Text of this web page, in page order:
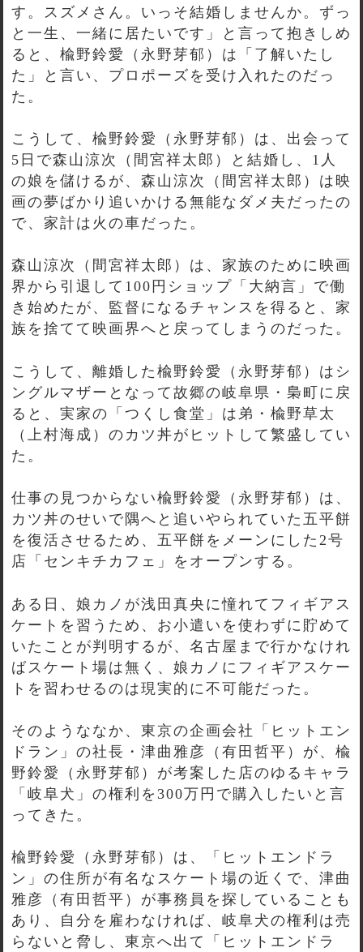
す。スズメさん。いっそ結婚しませんか。ずっ
と一生、一緒に居たいです」と言って抱きしめ
ると、楡野鈴愛（永野芽郁）は「了解いたし
た」と言い、プロポーズを受け入れたのだっ
た。
こうして、楡野鈴愛（永野芽郁）は、出会って
5日で森山涼次（間宮祥太郎）と結婚し、1人
の娘を儲けるが、森山涼次（間宮祥太郎）は映
画の夢ばかり追いかける無能なダメ夫だったの
で、家計は火の車だった。
森山涼次（間宮祥太郎）は、家族のために映画
界から引退して100円ショップ「大納言」で働
き始めたが、監督になるチャンスを得ると、家
族を捨てて映画界へと戻ってしまうのだった。
こうして、離婚した楡野鈴愛（永野芽郁）はシ
ングルマザーとなって故郷の岐阜県・梟町に戻
ると、実家の「つくし食堂」は弟・楡野草太
（上村海成）のカツ丼がヒットして繁盛してい
た。
仕事の見つからない楡野鈴愛（永野芽郁）は、
カツ丼のせいで隅へと追いやられていた五平餅
を復活させるため、五平餅をメーンにした2号
店「センキチカフェ」をオープンする。
ある日、娘カノが浅田真央に憧れてフィギアス
ケートを習うため、お小遣いを使わずに貯めて
いたことが判明するが、名古屋まで行かなけれ
ばスケート場は無く、娘カノにフィギアスケー
トを習わせるのは現実的に不可能だった。
そのようななか、東京の企画会社「ヒットエン
ドラン」の社長・津曲雅彦（有田哲平）が、楡
野鈴愛（永野芽郁）が考案した店のゆるキャラ
「岐阜犬」の権利を300万円で購入したいと言
ってきた。
楡野鈴愛（永野芽郁）は、「ヒットエンドラ
ン」の住所が有名なスケート場の近くで、津曲
雅彦（有田哲平）が事務員を探していることも
あり、自分を雇わなければ、岐阜犬の権利は売
らないと脅し、東京へ出て「ヒットエンドラ